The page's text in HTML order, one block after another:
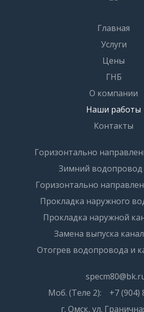
Главная
Услуги
Цены
ГНБ
О компании
Наши работы
Контакты
Горизонтально
Зимний
Горизонтально
Прокладка наружного
Прокладка наружной
Замена выпуска
Отогрев водопровода и
Моб. (Теле 2):
+7 (904)
г. Омск, ул.